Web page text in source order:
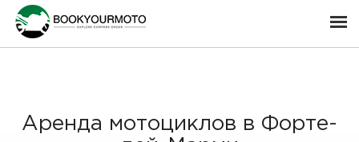
Аренда мотоциклов в Форте-